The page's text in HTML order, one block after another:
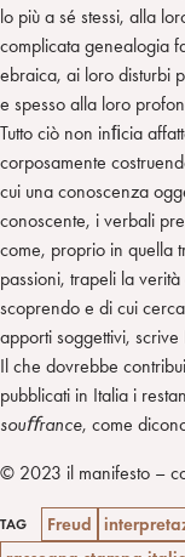
lo più a sé stessi, alla
complicata genealogia
ebraica, ai loro disturbi
e spesso alla loro
Tutto ciò non inﬁcia
corposamente
cui una conoscenza
conoscente, i verbali
come, proprio in quella
passioni, trapeli la
scoprendo e di cui
apporti soggettivi,
Il che dovrebbe
pubblicati in Italia i
souﬀrance, come
© 2023 il manifesto –
TAG Freud